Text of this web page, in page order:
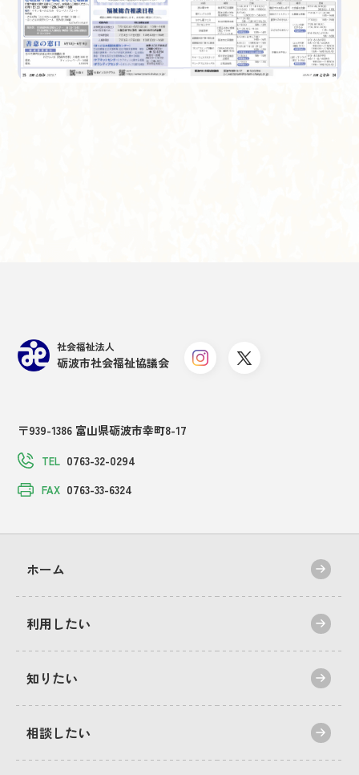
社会福祉法人
砺波市社会福祉協議会
〒939-1386 富山県砺波市幸町8-17
TEL 0763-32-0294
FAX 0763-33-6324
ホーム
利用したい
知りたい
相談したい